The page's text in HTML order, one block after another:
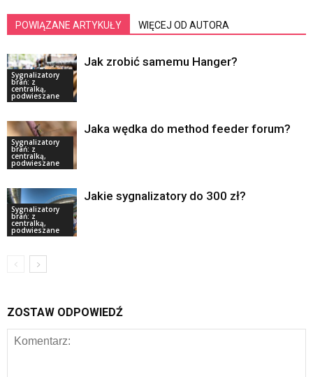
POWIĄZANE ARTYKUŁY WIĘCEJ OD AUTORA
Sygnalizatory
brań: z
centralką,
podwieszane
Jak zrobić samemu Hanger?
Sygnalizatory
brań: z
centralką,
podwieszane
Jaka wędka do method feeder forum?
Sygnalizatory
brań: z
centralką,
podwieszane
Jakie sygnalizatory do 300 zł?
ZOSTAW ODPOWIEDŹ